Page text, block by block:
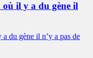
où il y a du gène il